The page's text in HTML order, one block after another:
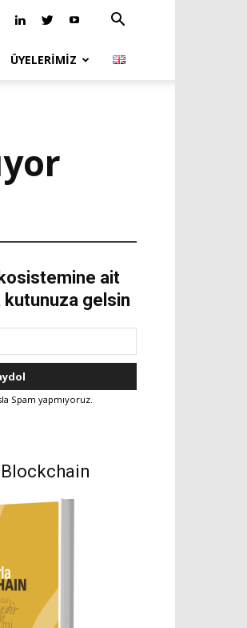
ÜYELERIMIZ
ait
kutunuza gelsin
Spam yapmıyoruz.